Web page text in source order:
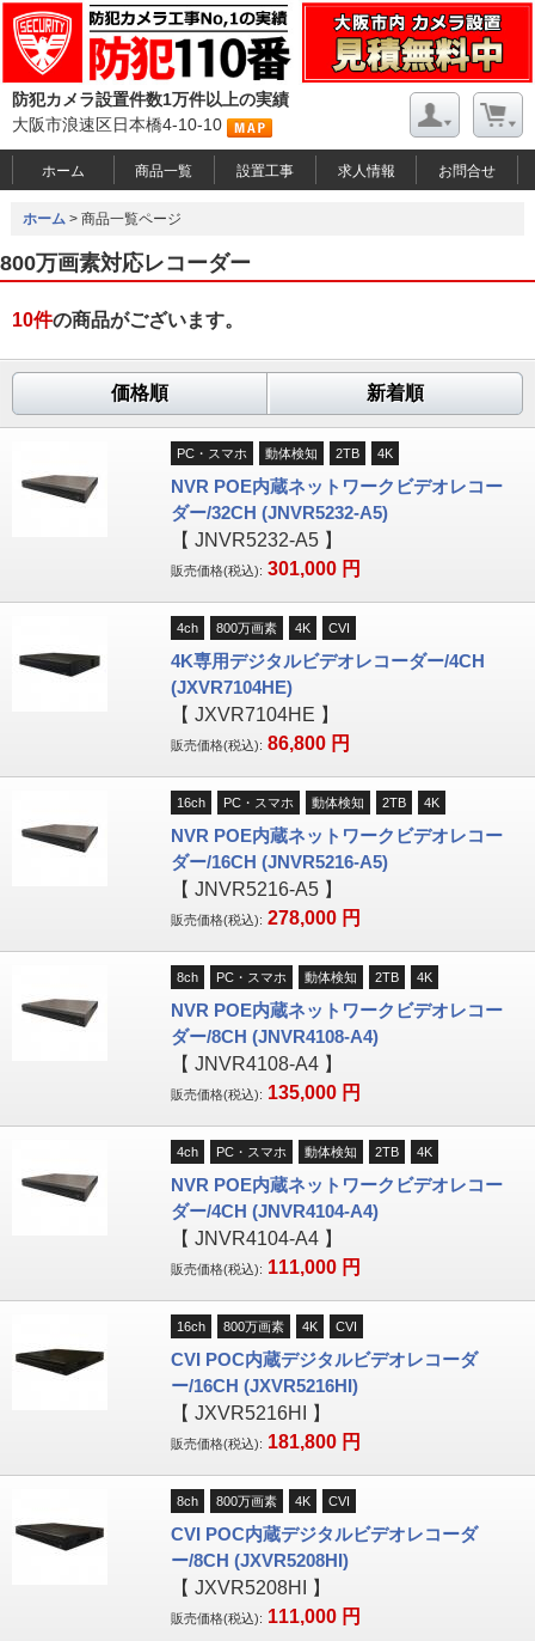
防犯カメラ設置件数1万件以上の実績
大阪市浪速区日本橋4-10-10
ホーム 商品一覧 設置工事 求人情報 お問合せ
ホーム> 商品一覧ページ
800万画素対応レコーダー
10件の商品がございます。
価格順 新着順
PC・スマホ 動体検知 2TB 4K
NVR POE内蔵ネットワークビデオレコー
ダー/32CH (JNVR5232-A5)
【 JNVR5232-A5 】
販売価格(税込): 301,000 円
4ch 800万画素 4K CVI
4K専用デジタルビデオレコーダー/4CH
(JXVR7104HE)
【 JXVR7104HE 】
販売価格(税込): 86,800 円
16ch PC・スマホ 動体検知 2TB 4K
NVR POE内蔵ネットワークビデオレコー
ダー/16CH (JNVR5216-A5)
【 JNVR5216-A5 】
販売価格(税込): 278,000 円
8ch PC・スマホ 動体検知 2TB 4K
NVR POE内蔵ネットワークビデオレコー
ダー/8CH (JNVR4108-A4)
【 JNVR4108-A4 】
販売価格(税込): 135,000 円
4ch PC・スマホ 動体検知 2TB 4K
NVR POE内蔵ネットワークビデオレコー
ダー/4CH (JNVR4104-A4)
【 JNVR4104-A4 】
販売価格(税込): 111,000 円
16ch 800万画素 4K CVI
CVI POC内蔵デジタルビデオレコーダ
ー/16CH (JXVR5216HI)
【 JXVR5216HI 】
販売価格(税込): 181,800 円
8ch 800万画素 4K CVI
CVI POC内蔵デジタルビデオレコーダ
ー/8CH (JXVR5208HI)
【 JXVR5208HI 】
販売価格(税込): 111,000 円